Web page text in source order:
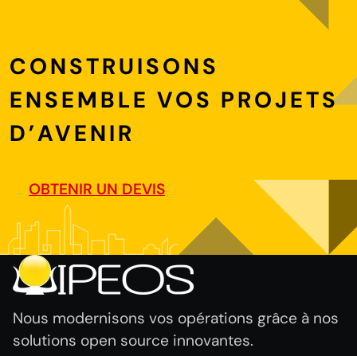
CONSTRUISONS
ENSEMBLE VOS PROJETS
D’AVENIR
OBTENIR UN DEVIS
Nous modernisons vos opérations grâce à nos
solutions open source innovantes.